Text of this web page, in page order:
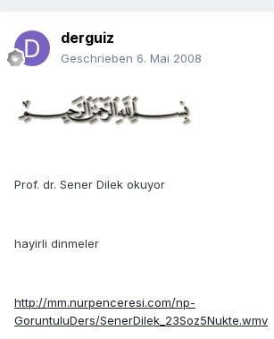
derguiz
Geschrieben 6. Mai 2008
Prof. dr. Sener Dilek okuyor
hayirli dinmeler
http://mm.nurpenceresi.com/np-
GoruntuluDers/SenerDilek_23Soz5Nukte.wmv